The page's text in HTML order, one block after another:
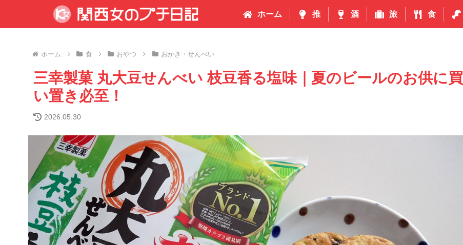
ホーム 推 酒 旅 食
ホーム 食 おやつ おかき・せんべい
三幸製菓 丸大豆せんべい 枝豆香る塩味｜夏のビールのお供に買
い置き必至！
2026.05.30